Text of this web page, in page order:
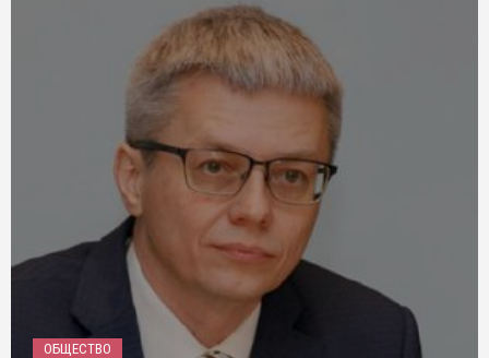
ОБЩЕСТВО